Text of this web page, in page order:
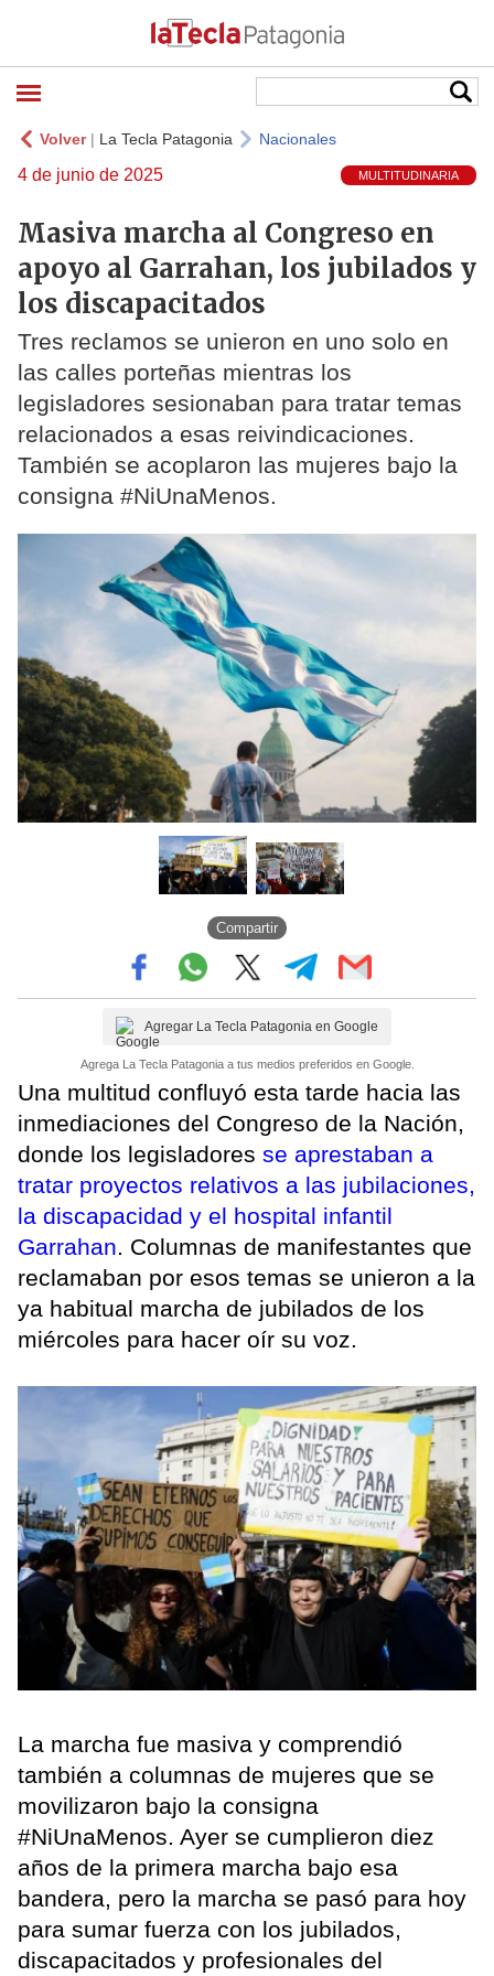
Volver| La Tecla Patagonia Nacionales
4 de junio de 2025 MULTITUDINARIA
Masiva marcha al Congreso en
apoyo al Garrahan, los jubilados y
los discapacitados
Tres reclamos se unieron en uno solo en
las calles porteñas mientras los
legisladores sesionaban para tratar temas
relacionados a esas reivindicaciones.
También se acoplaron las mujeres bajo la
consigna #NiUnaMenos.
Compartir
Agregar La Tecla Patagonia en Google
Agrega La Tecla Patagonia a tus medios preferidos en Google.
Una multitud confluyó esta tarde hacia las
inmediaciones del Congreso de la Nación,
donde los legisladores se aprestaban a
tratar proyectos relativos a las jubilaciones,
la discapacidad y el hospital infantil
Garrahan. Columnas de manifestantes que
reclamaban por esos temas se unieron a la
ya habitual marcha de jubilados de los
miércoles para hacer oír su voz.
La marcha fue masiva y comprendió
también a columnas de mujeres que se
movilizaron bajo la consigna
#NiUnaMenos. Ayer se cumplieron diez
años de la primera marcha bajo esa
bandera, pero la marcha se pasó para hoy
para sumar fuerza con los jubilados,
discapacitados y profesionales del